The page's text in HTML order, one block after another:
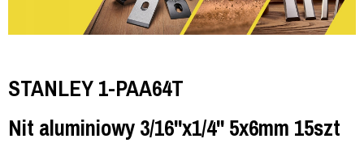
STANLEY 1-PAA64T
Nit aluminiowy 3/16"x1/4" 5x6mm 15szt